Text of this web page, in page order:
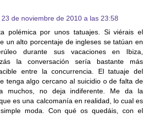
23 de noviembre de 2010 a las 23:58
polémica por unos tatuajes. Si viérais el
un alto porcentaje de ingleses se tatúan en
durante sus vacaciones en Ibiza,
la conversación sería bastante más
entre la concurrencia. El tatuaje del
tenga algo cercano al suicidio o de falta de
muchos, no deja indiferente. Me da la
es una calcomanía en realidad, lo cual es
moda. Con qué os quedáis, con el